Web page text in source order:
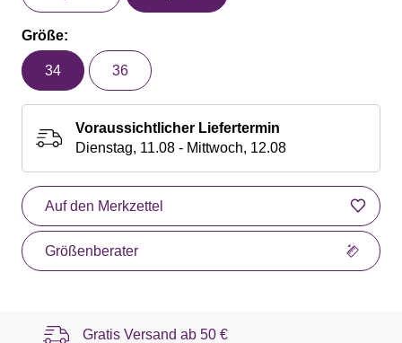
Größe:
34 36
Voraussichtlicher Liefertermin
Dienstag, 11.08 - Mittwoch, 12.08
Auf den Merkzettel
Größenberater
Gratis Versand ab 50 €